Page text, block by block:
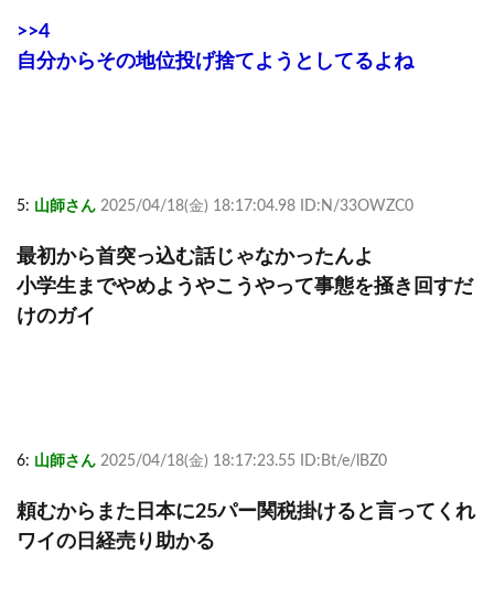
>>4
自分からその地位投げ捨てようとしてるよね
5: 山師さん 2025/04/18(金) 18:17:04.98 ID:N/33OWZC0
最初から首突っ込む話じゃなかったんよ
小学生までやめようやこうやって事態を掻き回すだ
けのガイ
6: 山師さん 2025/04/18(金) 18:17:23.55 ID:Bt/e/lBZ0
頼むからまた日本に25パー関税掛けると言ってくれ
ワイの日経売り助かる